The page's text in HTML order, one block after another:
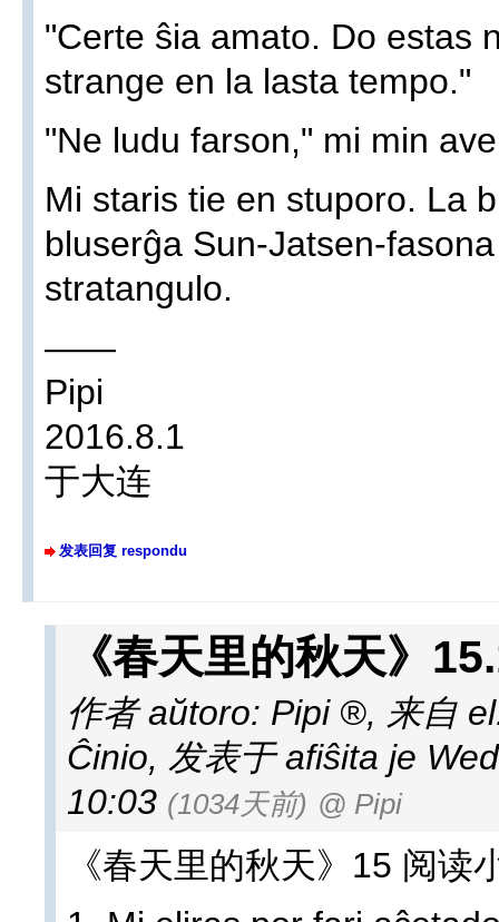
"Certe ŝia amato. Do estas
strange en la lasta tempo."
"Ne ludu farson," mi min
Mi staris tie en stuporo. La
bluserĝa Sun-Jatsen-
stratangulo.
——
Pipi
2016.8.1
于大连
发表回复 respondu
《春天里的秋天》
作者 aŭtoro: Pipi , 来自
Ĉinio, 发表于 afiŝita je
10:03 (1034天前) @ Pipi
《春天里的秋天》15 阅读